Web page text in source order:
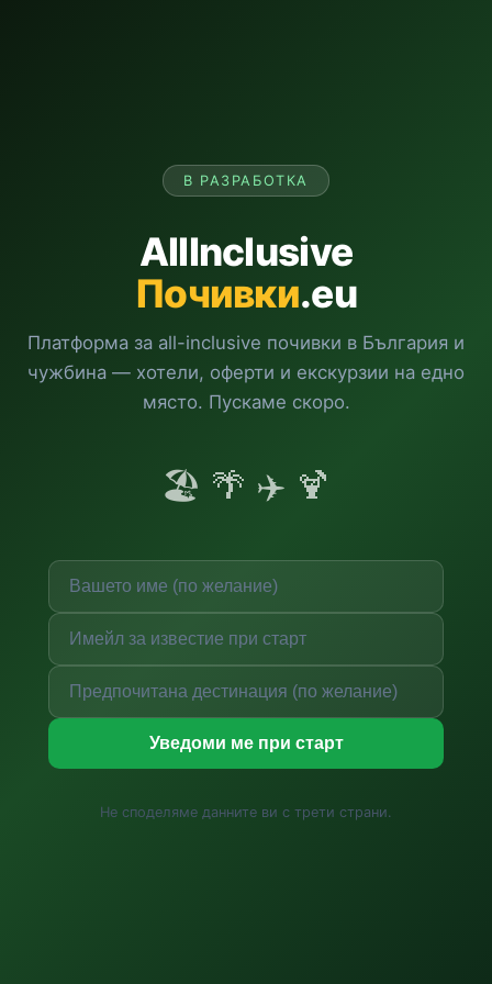
В РАЗРАБОТКА
AllInclusive
Почивки.eu
Платформа за all-inclusive почивки в България и
чужбина — хотели, оферти и екскурзии на едно
място. Пускаме скоро.
🏖️ 🌴 ✈️ 🍹
Уведоми ме при старт
Не споделяме данните ви с трети страни.